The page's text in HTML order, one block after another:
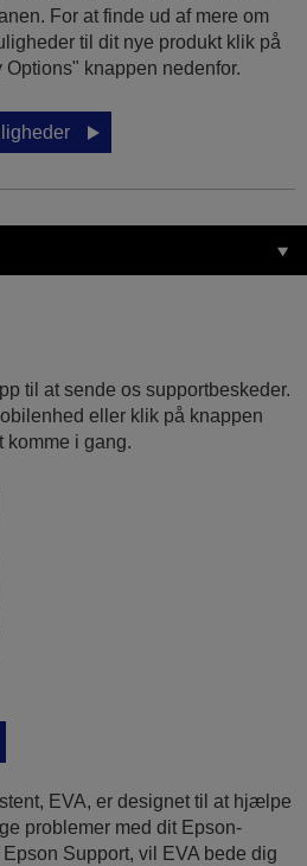
For at finde ud af mere om
til dit nye produkt klik på
knappen nedenfor.
til at sende os supportbeskeder.
eller klik på knappen
komme i gang.
EVA, er designet til at hjælpe
problemer med dit Epson-
Support, vil EVA bede dig